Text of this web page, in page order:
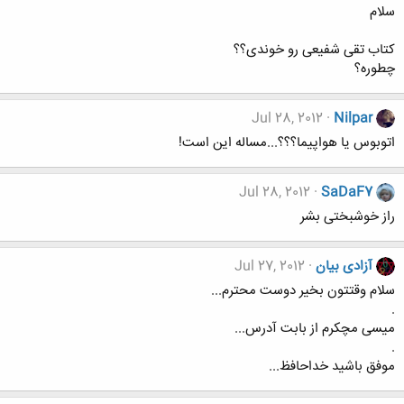
سلام
کتاب تقی شفیعی رو خوندی؟؟
چطوره؟
Nilpar
Jul 28, 2012
اتوبوس یا هواپیما؟؟؟...مساله این است!
SaDaF7
Jul 28, 2012
راز خوشبختی بشر
آزادی بیان Jul 27, 2012
سلام وقتتون بخیر دوست محترم...
.
میسی مچکرم از بابت آدرس...
.
موفق باشید خداحافظ...